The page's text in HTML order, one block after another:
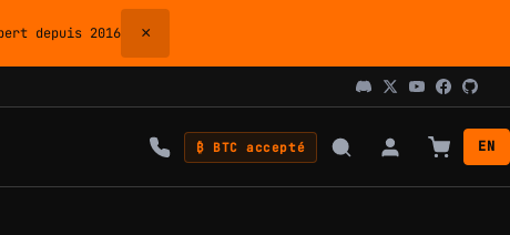
depuis 2016 ×
₿ BTC accepté EN